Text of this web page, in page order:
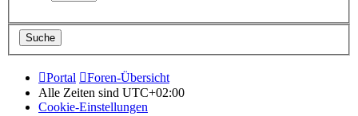
Portal
Foren-Übersicht
Alle Zeiten sind UTC+02:00
Cookie-Einstellungen